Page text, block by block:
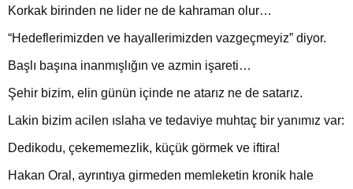
Korkak birinden ne lider ne de kahraman olur…
“Hedeflerimizden ve hayallerimizden vazgeçmeyiz” diyor.
Başlı başına inanmışlığın ve azmin işareti…
Şehir bizim, elin günün içinde ne atarız ne de satarız.
Lakin bizim acilen ıslaha ve tedaviye muhtaç bir yanımız var:
Dedikodu, çekememezlik, küçük görmek ve iftira!
Hakan Oral, ayrıntıya girmeden memleketin kronik hale